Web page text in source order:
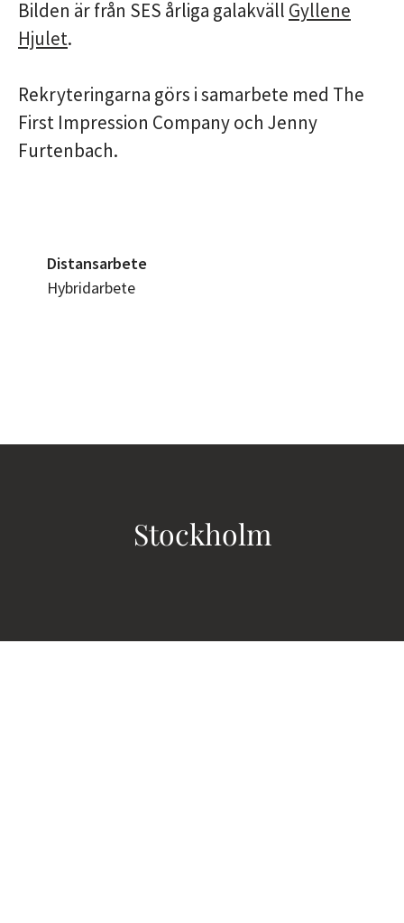
Bilden är från SES årliga galakväll Gyllene
Hjulet.
Rekryteringarna görs i samarbete med The
First Impression Company och Jenny
Furtenbach.
Distansarbete
Hybridarbete
Stockholm